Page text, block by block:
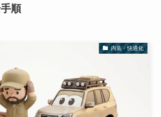
順
内装・快適化